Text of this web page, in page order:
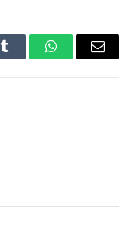
Tumblr WhatsAppEmail